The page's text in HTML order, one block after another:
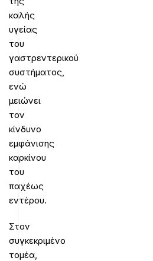
καλής
υγείας
του
γαστρεντερικού
συστήματος,
ενώ
μειώνει
τον
κίνδυνο
εμφάνισης
καρκίνου
του
παχέως
εντέρου.
Στον
συγκεκριμένο
τομέα,